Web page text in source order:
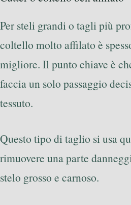
Per steli grandi o tagli più
coltello molto affilato è
migliore. Il punto chiave è
faccia un solo passaggio
tessuto.
Questo tipo di taglio si usa
rimuovere una parte
stelo grosso e carnoso.